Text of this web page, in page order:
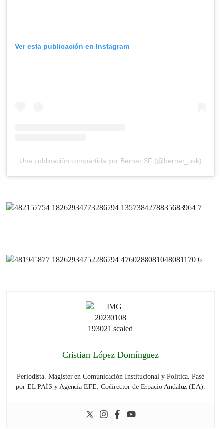
Ver esta publicación en Instagram
Una publicación compartida por Bernar SF (@bernar_usk)
Cristian López Domínguez
Periodista. Magíster en Comunicación Institucional y Política. Pasé
por EL PAÍS y Agencia EFE. Codirector de Espacio Andaluz (EA).